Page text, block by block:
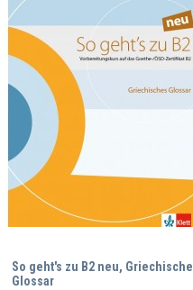
So geht's zu B2 neu,
Glossar